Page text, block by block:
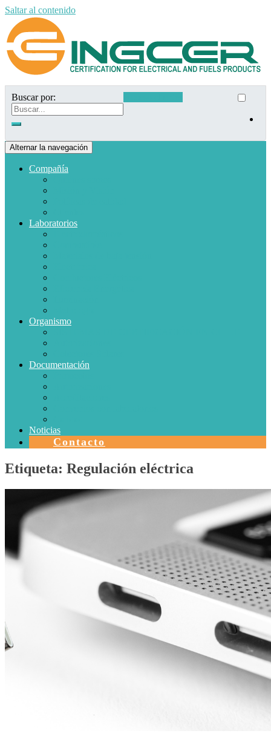
Saltar al contenido
Buscar por:
Alternar la navegación
Compañía
Laboratorios
Organismo
Documentación
Noticias
Contacto
Etiqueta: Regulación eléctrica